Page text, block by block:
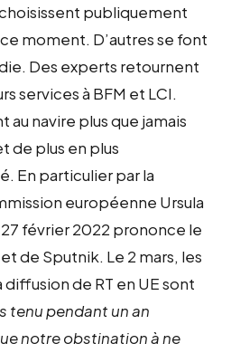
publiquement
moment. D’autres se font
Des experts retournent
services à BFM et LCI.
au navire plus que jamais
de plus en plus
En particulier par la
européenne Ursula
février 2022 prononce le
de Sputnik. Le 2 mars, les
de RT en UE sont
tenu pendant un an
notre obstination à ne